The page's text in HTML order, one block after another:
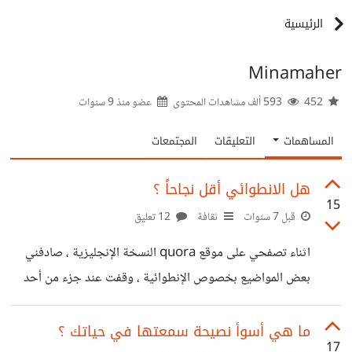
الرئيسية
Minamaher
عضو منذ9 سنوات
المساهمات التعليقات المجتمعات
15
هل الانطوائي أقل نجاحاً ؟
قبل 7 سنوات ثقافة
اثناء تصفحي على موقع quora النسخة الإنجليزية ، صادفني
بعض المواضيع بخصوص الإنطوائية ، وقفت عند جزء من أحد
التعليقات يقول أن الإنطوائي يكون أقل نجاحاً من غيره ، و علل
ذلك بأنه حينما يكون لديك دائرة من العلاقات فذلك سيعطيك
ما هي أسوأ نصيحة سمعتها في حياتك ؟